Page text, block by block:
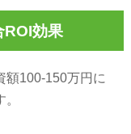
ROI効果
額100-150万円に